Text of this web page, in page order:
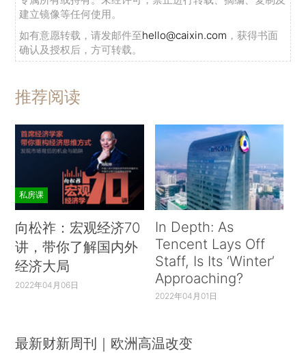
建立镜像等任何使用。
如有意愿转载，请发邮件至hello@caixin.com ，获得书面
确认及授权后，方可转载。
推荐阅读
私房课
向松祚：宏观经济70
讲，带你了解国内外
经济大局
2022年04月06日
In Depth: As
Tencent Lays Off
Staff, Is Its ‘Winter’
Approaching?
2022年04月01日
最新财新周刊｜欧洲高温改变